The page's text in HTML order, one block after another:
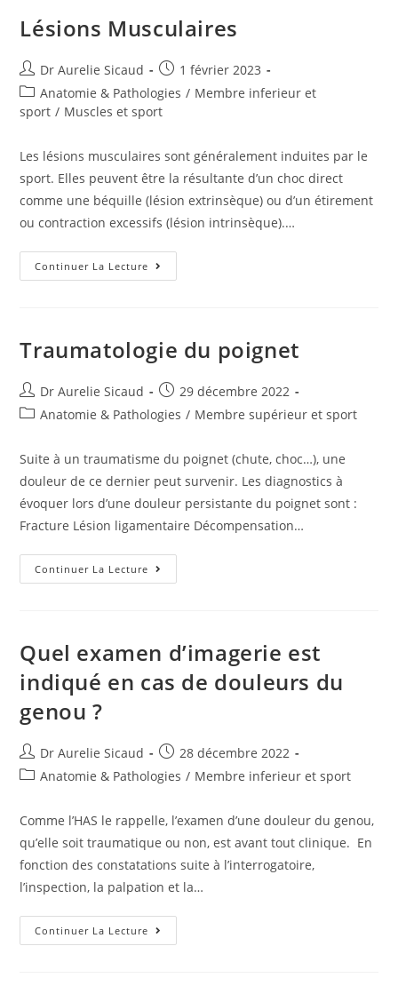
Lésions Musculaires
Dr Aurelie Sicaud
1 février 2023
Anatomie & Pathologies / Membre inferieur et
sport / Muscles et sport
Les lésions musculaires sont généralement induites par le
sport. Elles peuvent être la résultante d’un choc direct
comme une béquille (lésion extrinsèque) ou d’un étirement
ou contraction excessifs (lésion intrinsèque).…
Continuer La Lecture
Traumatologie du poignet
Dr Aurelie Sicaud
29 décembre 2022
Anatomie & Pathologies / Membre supérieur et sport
Suite à un traumatisme du poignet (chute, choc…), une
douleur de ce dernier peut survenir. Les diagnostics à
évoquer lors d’une douleur persistante du poignet sont :
Fracture Lésion ligamentaire Décompensation…
Continuer La Lecture
Quel examen d’imagerie est
indiqué en cas de douleurs du
genou ?
Dr Aurelie Sicaud
28 décembre 2022
Anatomie & Pathologies / Membre inferieur et sport
Comme l’HAS le rappelle, l’examen d’une douleur du genou,
qu’elle soit traumatique ou non, est avant tout clinique. En
fonction des constatations suite à l’interrogatoire,
l’inspection, la palpation et la…
Continuer La Lecture